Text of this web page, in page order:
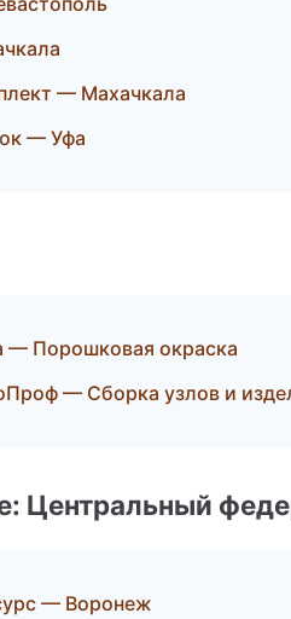
— Махачкала
— Уфа
Порошковая окраска
— Сборка узлов и
Центральный
— Воронеж